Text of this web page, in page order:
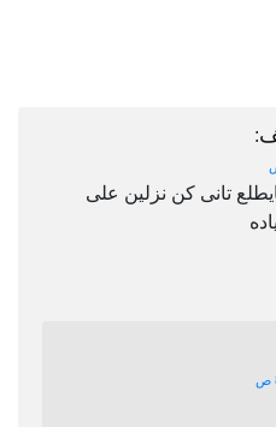
:
تانى كن نزلين على